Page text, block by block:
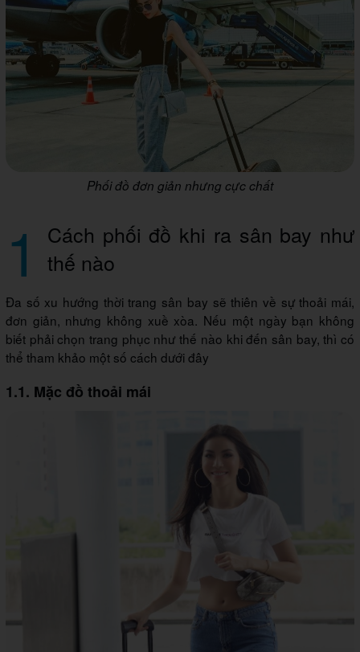
Phối đồ đơn giản nhưng cực chất
1
Cách phối đồ khi ra sân bay như
thế nào
Đa số xu hướng thời trang sân bay sẽ thiên về sự thoải mái,
đơn giản, nhưng không xuề xòa. Nếu một ngày bạn không
biết phải chọn trang phục như thế nào khi đến sân bay, thì có
thể tham khảo một số cách dưới đây
1.1. Mặc đồ thoải mái